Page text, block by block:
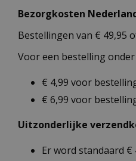
Bezorgkosten
Bestellingen van € 49,95
Voor een bestelling
€ 4,99 voor
€ 6,99 voor
Uitzonderlijke
Er word standaard